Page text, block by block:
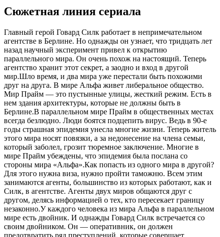
Сюжетная линия сериала
Главный герой Говард Силк работает в непримечательном
агентстве в Берлине. Но однажды он узнает, что тридцать лет
назад научный эксперимент привел к открытию
параллельного мира. Он очень похож на настоящий. Теперь
агентство хранит этот секрет, а заодно и вход в другой
мир.Шло время, и два мира уже перестали быть похожими
друг на друга. В мире Альфа живет либеральное общество.
Мир Прайм — это пустынные улицы, жесткий режим. Есть в
нем здания архитектуры, которые не должны быть в
Берлине.В параллельном мире Прайм в общественных местах
всегда безлюдно. Люди боятся подцепить вирус. Ведь в 90-е
годы страшная эпидемия унесла многие жизни. Теперь житель
этого мира носят повязки, а за недонесение на члена семьи,
который заболел, грозит тюремное заключение. Многие в
мире Прайм убеждены, что эпидемия была послана со
стороны мира «Альфа».Как попасть из одного мира в другой?
Для этого нужна виза, нужно пройти таможню. Всем этим
занимаются агенты, большинство из которых работают, как и
Силк, в агентстве. Агенты двух миров общаются друг с
другом, делясь информацией о тех, кто пересекает границу
незаконно.У каждого человека из мира Альфа в параллельном
мире есть двойник. И однажды Говард Силк встречается со
своим двойником. Он — оперативник, он должен
предотвратить ряд преступлений, которые совершает